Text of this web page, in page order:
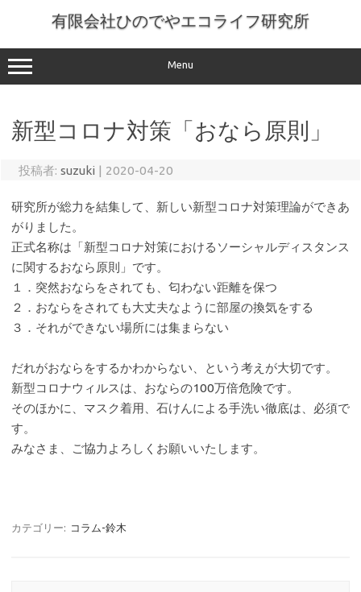
へ
ス
有限会社ひのでやエコライフ研究所
Menu
新型コロナ対策「おなら原則」
投稿者: suzuki | 2020-04-20
研究所が総力を結集して、新しい新型コロナ対策理論ができあ
がりました。
正式名称は「新型コロナ対策におけるソーシャルディスタンス
に関するおなら原則」です。
１．突然おならをされても、匂わない距離を保つ
２．おならをされても大丈夫なように部屋の換気をする
３．それができない場所には集まらない
だれがおならをするかわからない、という考えが大切です。
新型コロナウィルスは、おならの100万倍危険です。
そのほかに、マスク着用、石けんによる手洗い徹底は、必須で
す。
みなさま、ご協力よろしくお願いいたします。
カテゴリー: コラム-鈴木